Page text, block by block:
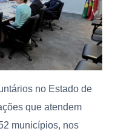
no Estado de
que atendem
municípios, nos